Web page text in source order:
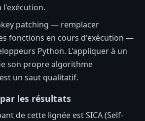
l'exécution.
patching — remplacer
fonctions en cours d'exécution —
Python. L'appliquer à un
son propre algorithme
un saut qualitatif.
les résultats
de cette lignée est SICA (Self-